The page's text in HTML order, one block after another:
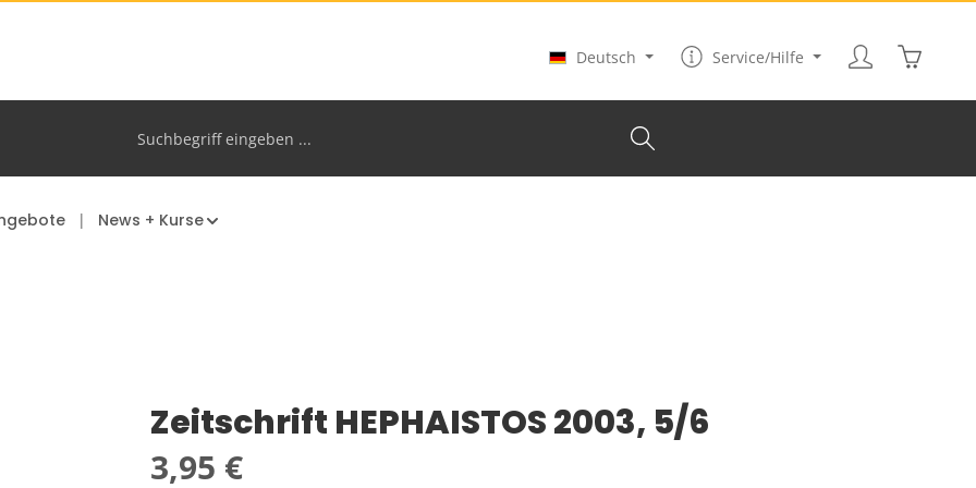
Deutsch
Service/Hilfe
News + Kurse
Zeitschrift HEPHAISTOS 2003, 5/6
Regulärer Preis:
3,95 €